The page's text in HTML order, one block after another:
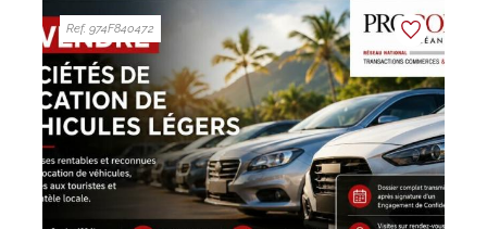
Ref. 974F840472